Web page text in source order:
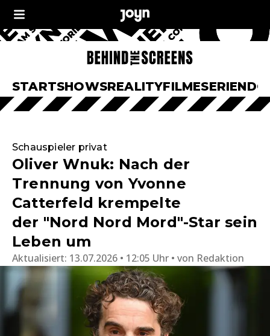
STARTSHOWSREALITYFILMESERIEN
Schauspieler privat
Oliver Wnuk: Nach der
Trennung von Yvonne
Catterfeld krempelte
der "Nord Nord Mord"-Star sein
Leben um
Aktualisiert: 13.07.2026 • 12:05 Uhr von Redaktion